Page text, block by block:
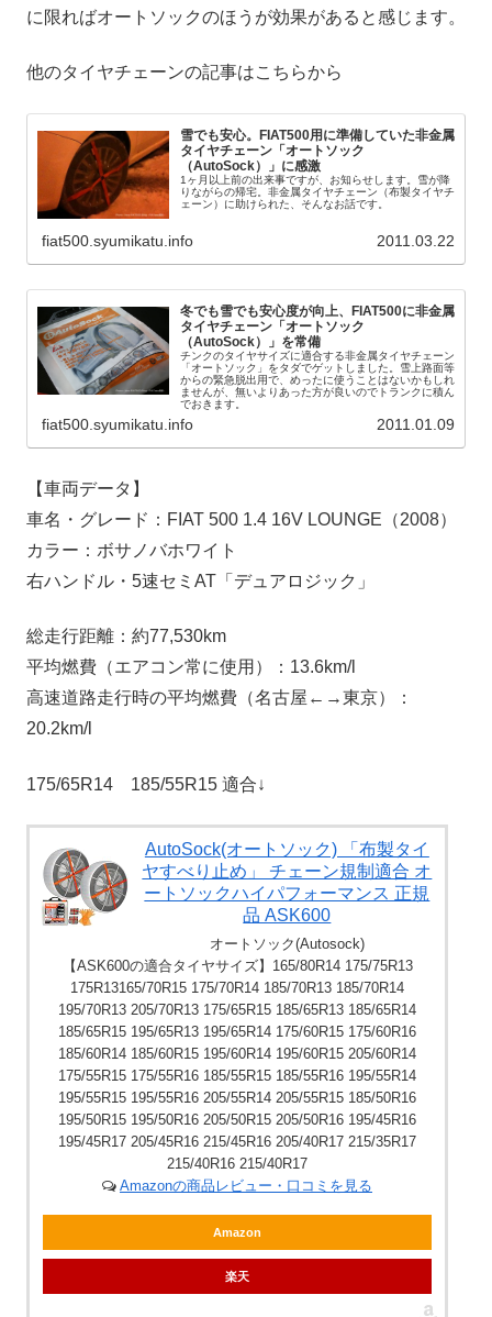
に限ればオートソックのほうが効果があると感じます。
他のタイヤチェーンの記事はこちらから
雪でも安心。FIAT500用に準備していた非金属
タイヤチェーン「オートソック
（AutoSock）」に感激
1ヶ月以上前の出来事ですが、お知らせします。雪が降
りながらの帰宅。非金属タイヤチェーン（布製タイヤチ
ェーン）に助けられた、そんなお話です。
fiat500.syumikatu.info 2011.03.22
冬でも雪でも安心度が向上、FIAT500に非金属
タイヤチェーン「オートソック
（AutoSock）」を常備
チンクのタイヤサイズに適合する非金属タイヤチェーン
「オートソック」をタダでゲットしました。雪上路面等
からの緊急脱出用で、めったに使うことはないかもしれ
ませんが、無いよりあった方が良いのでトランクに積ん
でおきます。
fiat500.syumikatu.info 2011.01.09
【車両データ】
車名・グレード：FIAT 500 1.4 16V LOUNGE（2008）
カラー：ボサノバホワイト
右ハンドル・5速セミAT「デュアロジック」
総走行距離：約77,530km
平均燃費（エアコン常に使用）：13.6km/l
高速道路走行時の平均燃費（名古屋←→東京）：
20.2km/l
175/65R14 185/55R15 適合↓
AutoSock(オートソック) 「布製タイ
ヤすべり止め」 チェーン規制適合 オ
ートソックハイパフォーマンス 正規
品 ASK600
オートソック(Autosock)
【ASK600の適合タイヤサイズ】165/80R14 175/75R13
175R13165/70R15 175/70R14 185/70R13 185/70R14
195/70R13 205/70R13 175/65R15 185/65R13 185/65R14
185/65R15 195/65R13 195/65R14 175/60R15 175/60R16
185/60R14 185/60R15 195/60R14 195/60R15 205/60R14
175/55R15 175/55R16 185/55R15 185/55R16 195/55R14
195/55R15 195/55R16 205/55R14 205/55R15 185/50R16
195/50R15 195/50R16 205/50R15 205/50R16 195/45R16
195/45R17 205/45R16 215/45R16 205/40R17 215/35R17
215/40R16 215/40R17
Amazonの商品レビュー・口コミを見る
Amazon
楽天